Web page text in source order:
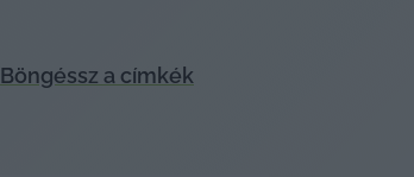
Böngéssz a címkék